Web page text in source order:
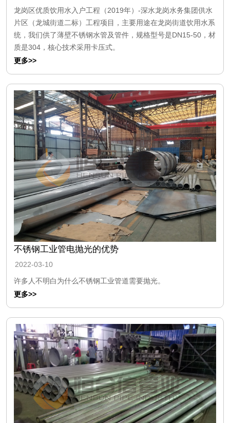
龙岗区优质饮用水入户工程（2019年）-深水龙岗水务集团供水
片区（龙城街道二标）工程项目，主要用途在龙岗街道饮用水系
统，我们供了薄壁不锈钢水管及管件，规格型号是DN15-50，材
质是304，核心技术采用卡压式。
更多>>
不锈钢工业管电抛光的优势
2022-03-10
许多人不明白为什么不锈钢工业管道需要抛光。
更多>>